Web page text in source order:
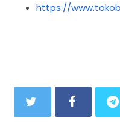
https://